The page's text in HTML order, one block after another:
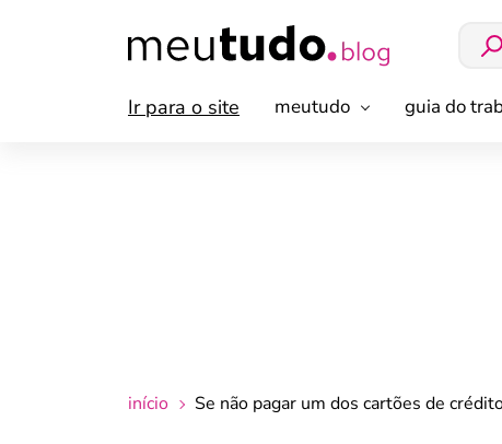
Ir para o site meutudo guia do
início Se não pagar um dos cartões de